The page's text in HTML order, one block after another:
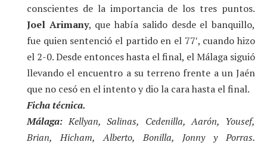
conscientes de la importancia de los tres puntos.
Joel Arimany, que había salido desde el banquillo,
fue quien sentenció el partido en el 77′, cuando hizo
el 2-0. Desde entonces hasta el final, el Málaga siguió
llevando el encuentro a su terreno frente a un Jaén
que no cesó en el intento y dio la cara hasta el final.
Ficha técnica.
Málaga: Kellyan, Salinas, Cedenilla, Aarón, Yousef,
Brian, Hicham, Alberto, Bonilla, Jonny y Porras.